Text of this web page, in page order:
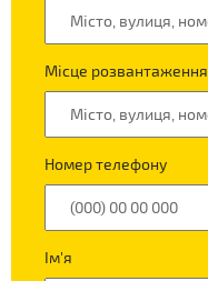
Місце розвантаження
Номер телефону
Ім'я